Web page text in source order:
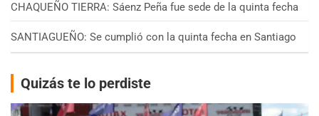
CHAQUEÑO TIERRA: Sáenz Peña fue sede de la quinta fecha
SANTIAGUEÑO: Se cumplió con la quinta fecha en Santiago
Quizás te lo perdiste